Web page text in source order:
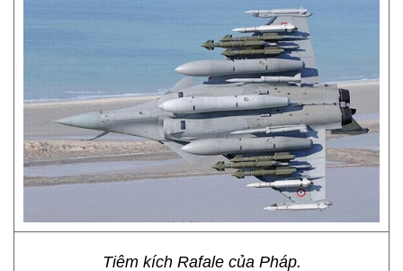
Tiêm kích Rafale của Pháp.